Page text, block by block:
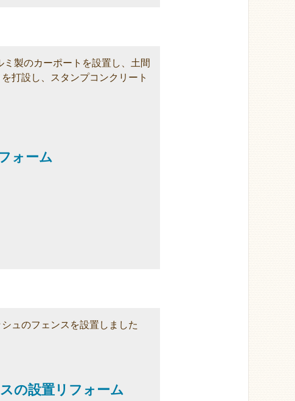
製のカーポートを設置し、土間
打設し、スタンプコンクリート
ォーム
ュのフェンスを設置しました
の設置リフォーム